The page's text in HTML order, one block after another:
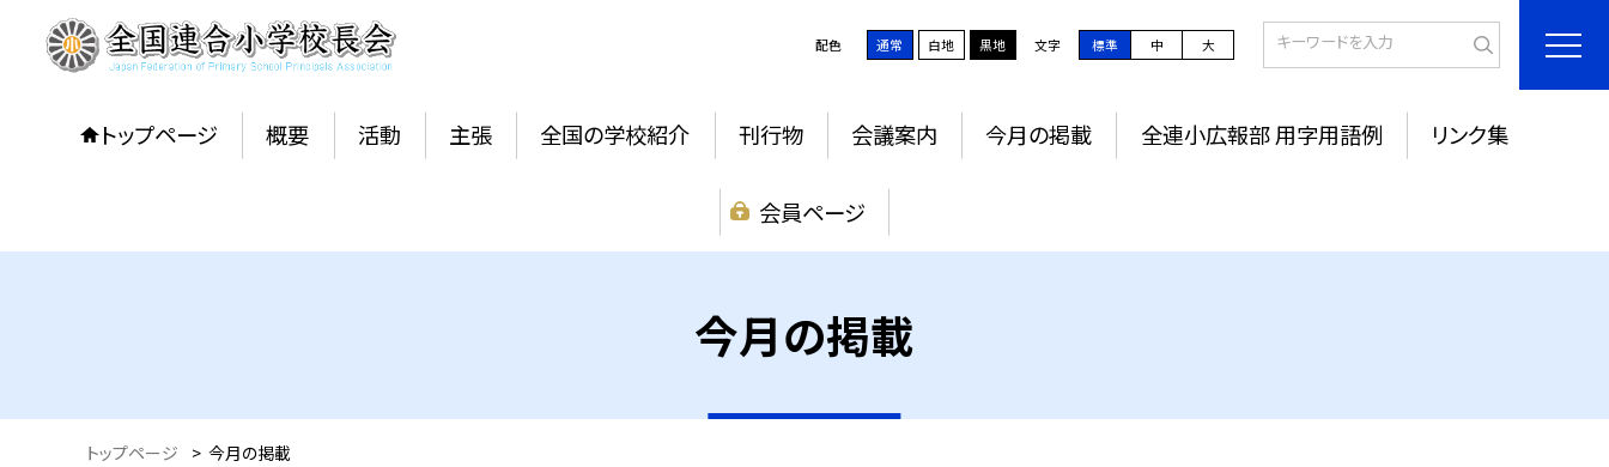
配色 通常 白地 黒地 文字 標準 中 大
トップページ 概要 活動 主張 全国の学校紹介 刊行物 会議案内 今月の掲載 全連小広報部 用字用語例 リンク集
会員ページ
今月の掲載
トップページ > 今月の掲載